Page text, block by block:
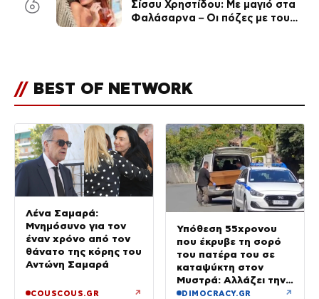
Σίσσυ Χρηστίδου: Με μαγιό στα
Φαλάσαρνα – Οι πόζες με τους
// BEST OF NETWORK
Λένα Σαμαρά:
Μνημόσυνο για τον
έναν χρόνο από τον
θάνατο της κόρης του
Αντώνη Σαμαρά
COUSCOUS.GR ↗
Υπόθεση 55χρονου
που έκρυβε τη σορό
του πατέρα του σε
καταψύκτη στον
Μυστρά: Αλλάζει την
υπερασπιστική του
DIMOCRACY.GR ↗